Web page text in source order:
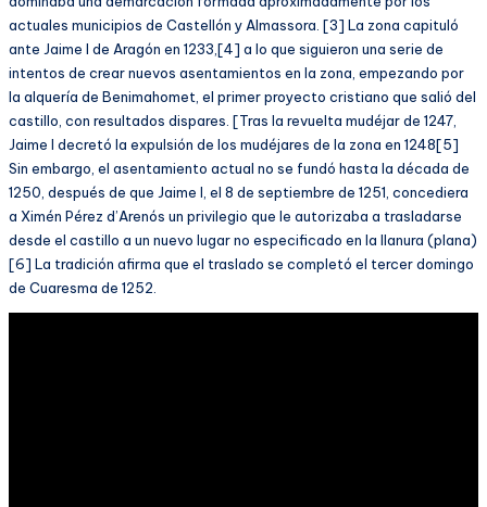
actuales municipios de Castellón y Almassora. [3] La zona capituló
ante Jaime I de Aragón en 1233,[4] a lo que siguieron una serie de
intentos de crear nuevos asentamientos en la zona, empezando por
la alquería de Benimahomet, el primer proyecto cristiano que salió del
castillo, con resultados dispares. [Tras la revuelta mudéjar de 1247,
Jaime I decretó la expulsión de los mudéjares de la zona en 1248[5]
Sin embargo, el asentamiento actual no se fundó hasta la década de
1250, después de que Jaime I, el 8 de septiembre de 1251, concediera
a Ximén Pérez d’Arenós un privilegio que le autorizaba a trasladarse
desde el castillo a un nuevo lugar no especificado en la llanura (plana)
[6] La tradición afirma que el traslado se completó el tercer domingo
de Cuaresma de 1252.